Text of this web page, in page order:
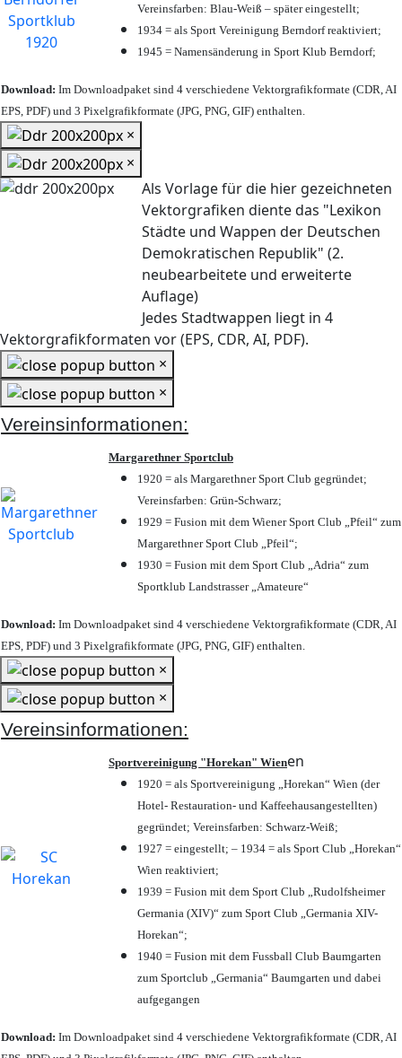
Vereinsfarben: Blau-Weiß – später eingestellt;
1934 = als Sport Vereinigung Berndorf reaktiviert;
1945 = Namensänderung in Sport Klub Berndorf;
Download: Im Downloadpaket sind 4 verschiedene Vektorgrafikformate (CDR, AI
EPS, PDF) und 3 Pixelgrafikformate (JPG, PNG, GIF) enthalten.
×
×
Als Vorlage für die hier gezeichneten
Vektorgrafiken diente das "Lexikon
Städte und Wappen der Deutschen
Demokratischen Republik" (2.
neubearbeitete und erweiterte
Auflage)
Jedes Stadtwappen liegt in 4
Vektorgrafikformaten vor (EPS, CDR, AI, PDF).
×
×
Vereinsinformationen:
Margarethner Sportclub
1920 = als Margarethner Sport Club gegründet;
Vereinsfarben: Grün-Schwarz;
1929 = Fusion mit dem Wiener Sport Club „Pfeil“ zum
Margarethner Sport Club „Pfeil“;
1930 = Fusion mit dem Sport Club „Adria“ zum
Sportklub Landstrasser „Amateure“
Download: Im Downloadpaket sind 4 verschiedene Vektorgrafikformate (CDR, AI
EPS, PDF) und 3 Pixelgrafikformate (JPG, PNG, GIF) enthalten.
×
×
Vereinsinformationen:
Sportvereinigung "Horekan" Wienen
1920 = als Sportvereinigung „Horekan“ Wien (der
Hotel- Restauration- und Kaffeehausangestellten)
gegründet; Vereinsfarben: Schwarz-Weiß;
1927 = eingestellt; – 1934 = als Sport Club „Horekan“
Wien reaktiviert;
1939 = Fusion mit dem Sport Club „Rudolfsheimer
Germania (XIV)“ zum Sport Club „Germania XIV-
Horekan“;
1940 = Fusion mit dem Fussball Club Baumgarten
zum Sportclub „Germania“ Baumgarten und dabei
aufgegangen
Download: Im Downloadpaket sind 4 verschiedene Vektorgrafikformate (CDR, AI